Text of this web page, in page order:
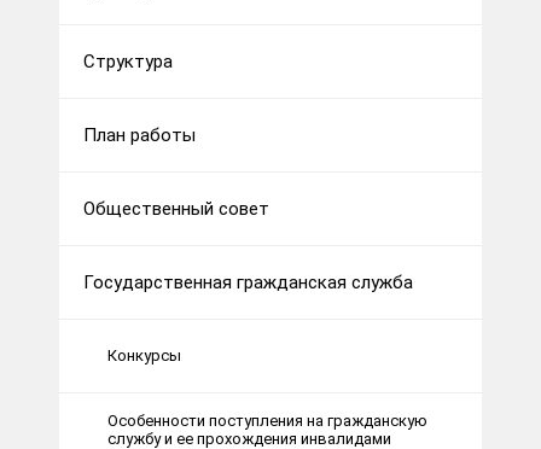
Структура
План работы
Общественный совет
Государственная гражданская служба
Конкурсы
Особенности поступления на гражданскую
службу и ее прохождения инвалидами